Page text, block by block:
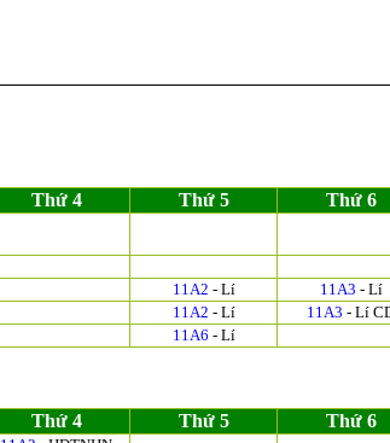
Thứ 4 Thứ 5 Thứ 6
11A2 - Lí 11A3 - Lí
11A2 - Lí 11A3 - Lí
11A6 - Lí
Thứ 4 Thứ 5 Thứ 6